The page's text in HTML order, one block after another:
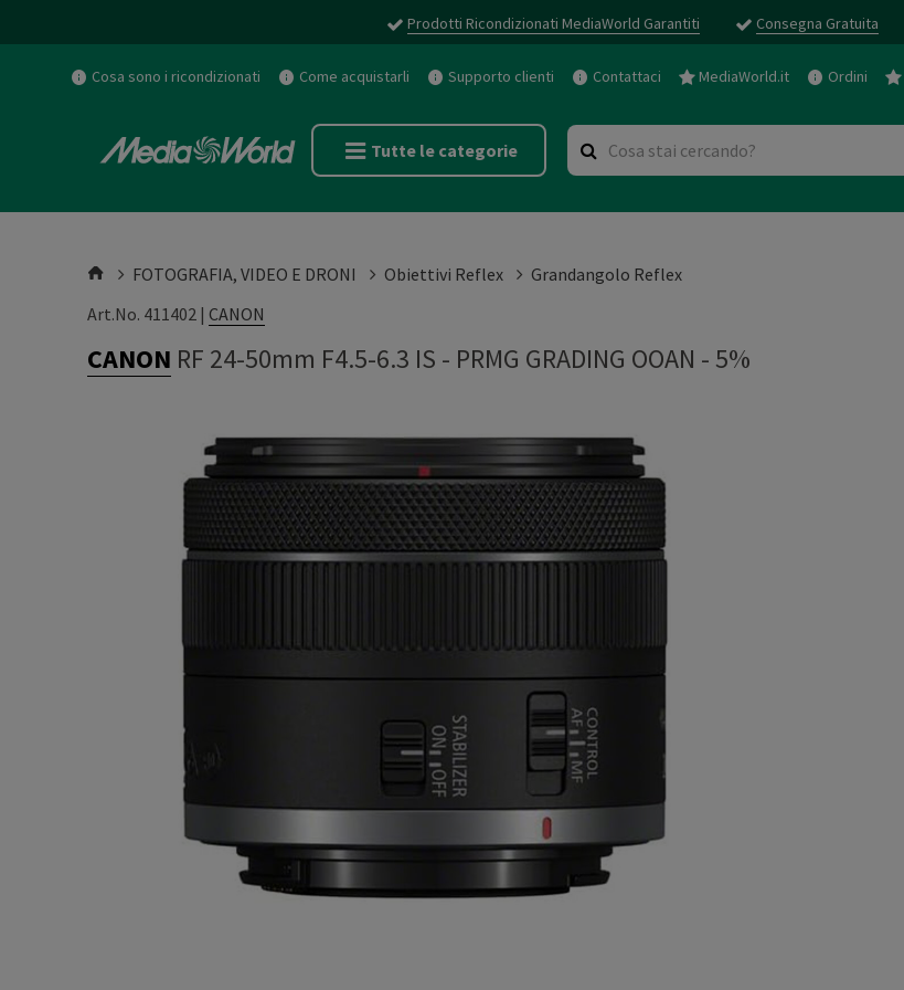
Prodotti Ricondizionati MediaWorld Garantiti Consegna Gratuita
Cosa sono i ricondizionati Come acquistarli Supporto clienti Contattaci MediaWorld.it Ordini
Tutte le categorie
FOTOGRAFIA, VIDEO E DRONI Obiettivi Reflex
Grandangolo Reflex
Art.No. 411402 | CANON
CANON RF 24-50mm F4.5-6.3 IS - PRMG GRADING OOAN - 5%